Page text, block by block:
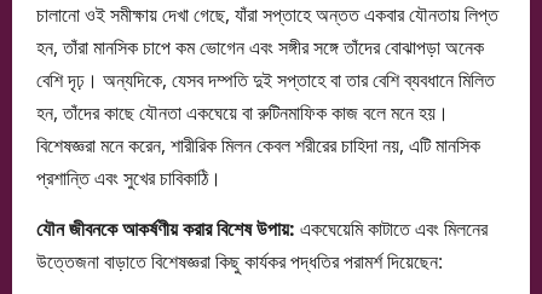
চালানো ওই সমীক্ষায় দেখা গেছে, যাঁরা সপ্তাহে অন্তত একবার যৌনতায় লিপ্ত
হন, তাঁরা মানসিক চাপে কম ভোগেন এবং সঙ্গীর সঙ্গে তাঁদের বোঝাপড়া অনেক
বেশি দৃঢ়। অন্যদিকে, যেসব দম্পতি দুই সপ্তাহে বা তার বেশি ব্যবধানে মিলিত
হন, তাঁদের কাছে যৌনতা একঘেয়ে বা রুটিনমাফিক কাজ বলে মনে হয়।
বিশেষজ্ঞরা মনে করেন, শারীরিক মিলন কেবল শরীরের চাহিদা নয়, এটি মানসিক
প্রশান্তি এবং সুখের চাবিকাঠি।
যৌন জীবনকে আকর্ষণীয় করার বিশেষ উপায়: একঘেয়েমি কাটাতে এবং মিলনের
উত্তেজনা বাড়াতে বিশেষজ্ঞরা কিছু কার্যকর পদ্ধতির পরামর্শ দিয়েছেন: